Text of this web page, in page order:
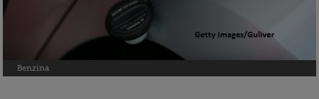
Benzina